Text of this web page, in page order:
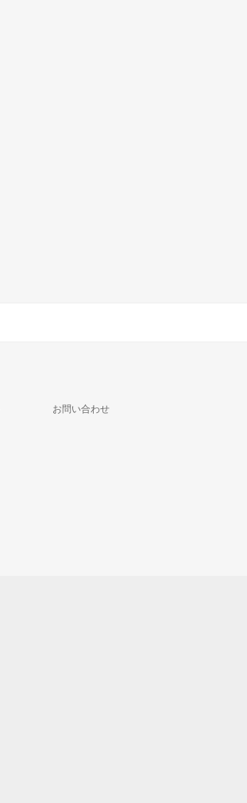
お問い合わせ